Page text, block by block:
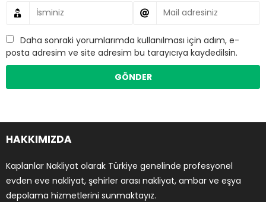
Daha sonraki yorumlarımda kullanılması için adım, e-
posta adresim ve site adresim bu tarayıcıya kaydedilsin.
HAKKIMIZDA
Kaplanlar Nakliyat olarak Türkiye genelinde profesyonel
evden eve nakliyat, şehirler arası nakliyat, ambar ve eşya
depolama hizmetlerini sunmaktayız.